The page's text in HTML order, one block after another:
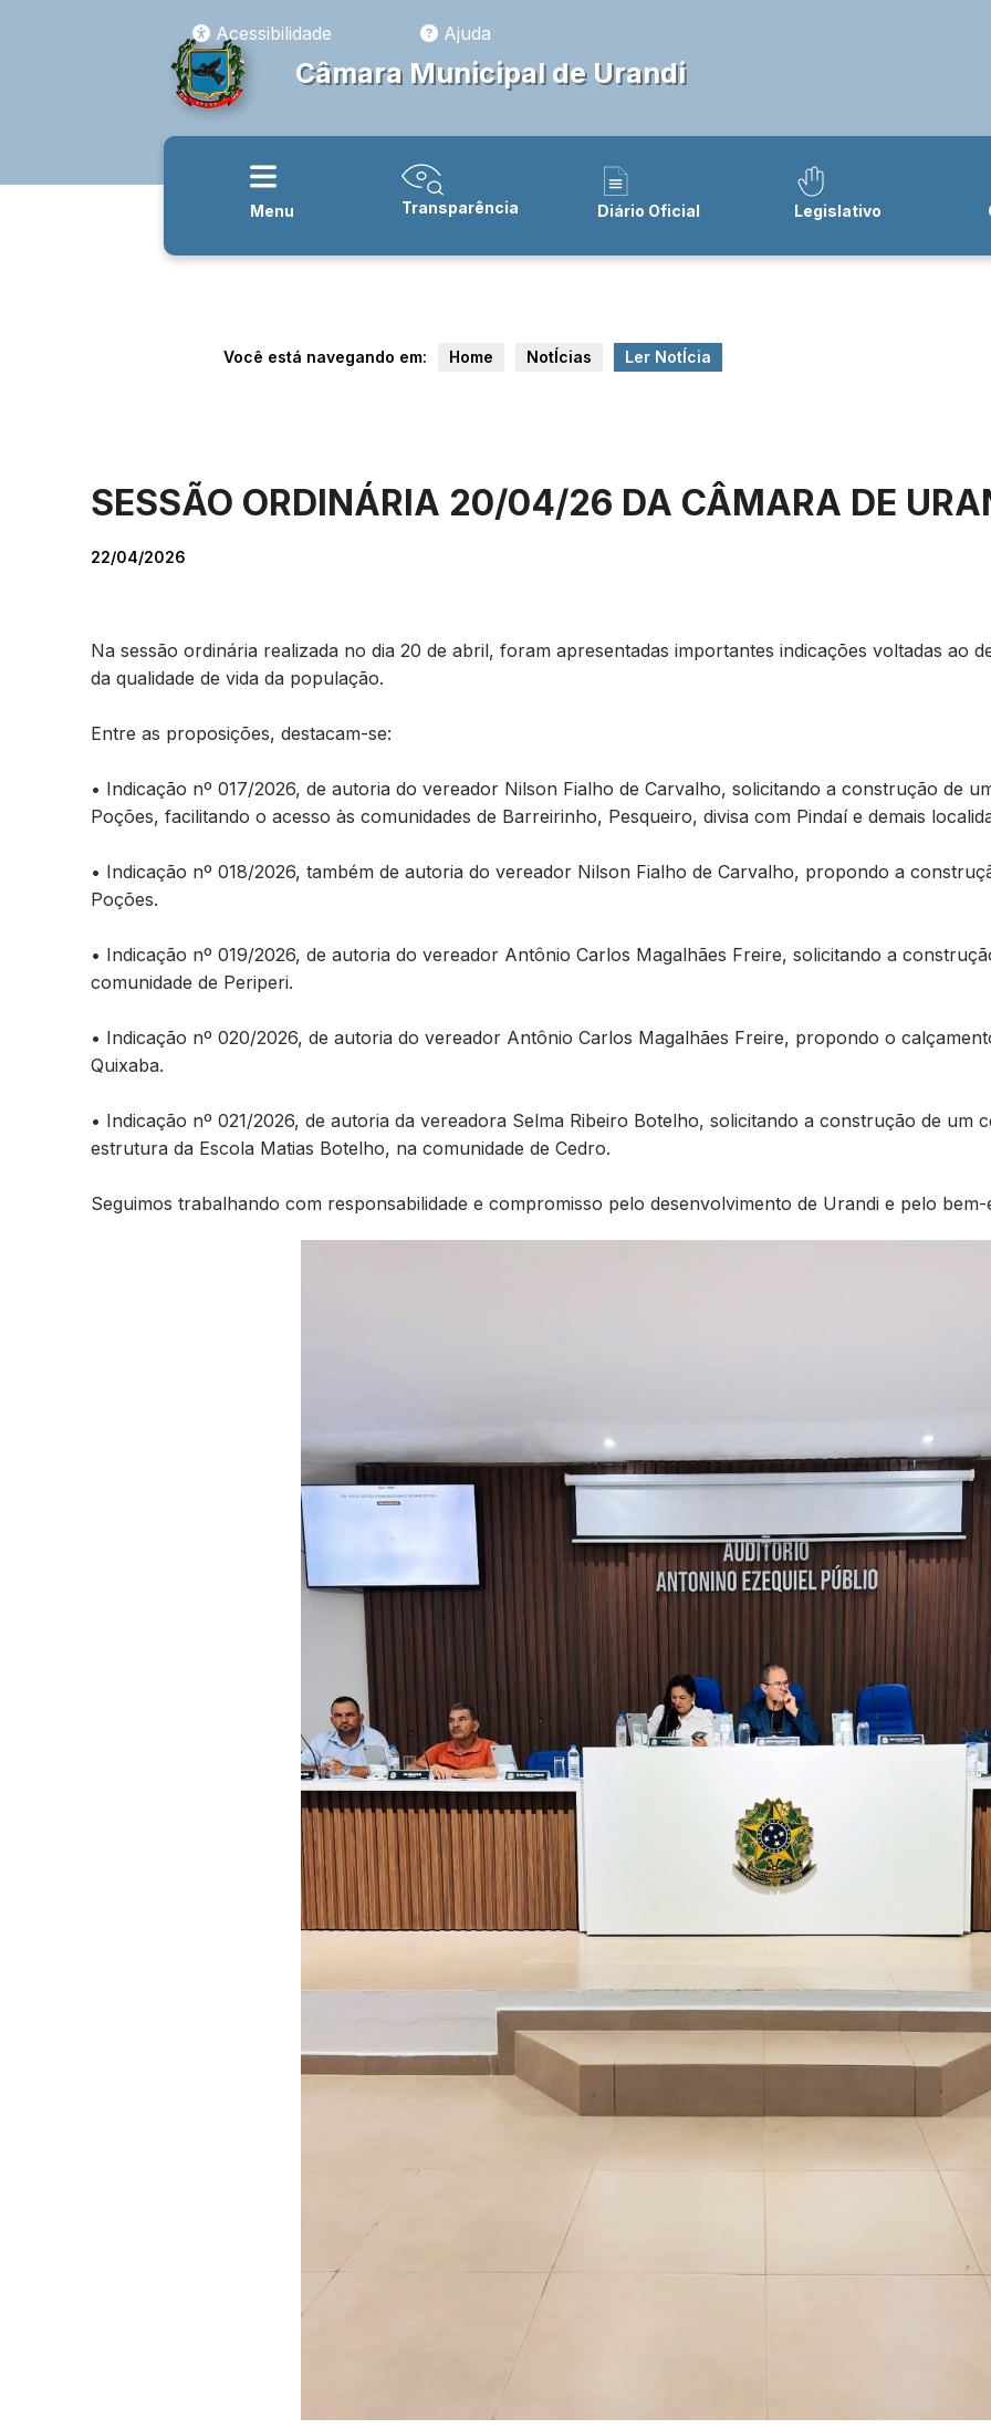
Acessibilidade Ajuda
Câmara Municipal de Urandi
Menu Transparência Diário Oficial Legislativo
Você está navegando em: Home NotÍcias Ler NotÍcia
SESSÃO ORDINÁRIA 20/04/26 DA CÂMARA DE
22/04/2026
Na sessão ordinária realizada no dia 20 de abril, foram apresentadas importantes indicações voltadas ao
da qualidade de vida da população.
Entre as proposições, destacam-se:
• Indicação nº 017/2026, de autoria do vereador Nilson Fialho de Carvalho, solicitando a construção de
Poções, facilitando o acesso às comunidades de Barreirinho, Pesqueiro, divisa com Pindaí e demais
• Indicação nº 018/2026, também de autoria do vereador Nilson Fialho de Carvalho, propondo a
Poções.
• Indicação nº 019/2026, de autoria do vereador Antônio Carlos Magalhães Freire, solicitando a
comunidade de Periperi.
• Indicação nº 020/2026, de autoria do vereador Antônio Carlos Magalhães Freire, propondo o
Quixaba.
• Indicação nº 021/2026, de autoria da vereadora Selma Ribeiro Botelho, solicitando a construção de um
estrutura da Escola Matias Botelho, na comunidade de Cedro.
Seguimos trabalhando com responsabilidade e compromisso pelo desenvolvimento de Urandi e pelo